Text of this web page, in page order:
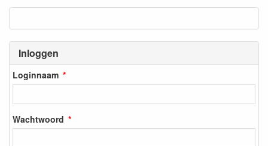
Inloggen
Loginnaam
Wachtwoord